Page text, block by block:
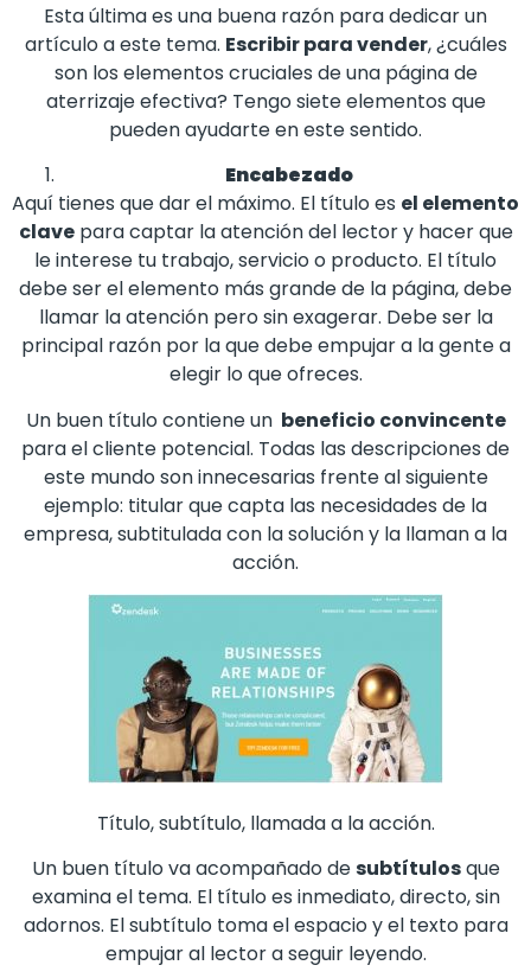
Esta última es una buena razón para dedicar un
artículo a este tema. Escribir para vender, ¿cuáles
son los elementos cruciales de una página de
aterrizaje efectiva? Tengo siete elementos que
pueden ayudarte en este sentido.
Encabezado
Aquí tienes que dar el máximo. El título es el elemento
clavepara captar la atención del lector y hacer que
le interese tu trabajo, servicio o producto. El título
debe ser el elemento más grande de la página, debe
llamar la atención pero sin exagerar. Debe ser la
principal razón por la que debe empujar a la gente a
elegir lo que ofreces.
Un buen título contiene un beneficio convincente
para el cliente potencial. Todas las descripciones de
este mundo son innecesarias frente al siguiente
ejemplo: titular que capta las necesidades de la
empresa, subtitulada con la solución y la llaman a la
acción.
Título, subtítulo, llamada a la acción.
Un buen título va acompañado desubtítulosque
examina el tema. El título es inmediato, directo, sin
adornos. El subtítulo toma el espacio y el texto para
empujar al lector a seguir leyendo.